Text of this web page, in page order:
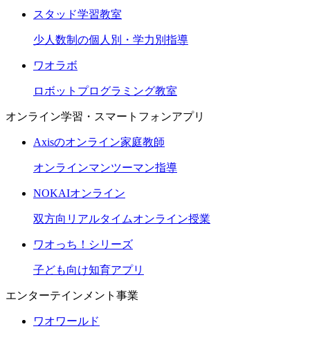
スタッド学習教室
少人数制の個人別・学力別指導
ワオラボ
ロボットプログラミング教室
オンライン学習・スマートフォンアプリ
Axisのオンライン家庭教師
オンラインマンツーマン指導
NOKAIオンライン
双方向リアルタイムオンライン授業
ワオっち！シリーズ
子ども向け知育アプリ
エンターテインメント事業
ワオワールド